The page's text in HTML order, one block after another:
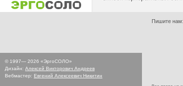
© 1997— 2026 «ЭргоСОЛО»
Дизайн: Алексей Викторович Андреев
Вебмастер: Евгений Алексеевич Никитин
Пишите нам: